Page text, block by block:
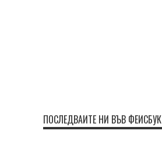
ПОСЛЕДВАЙТЕ НИ ВЪВ ФЕЙСБУК